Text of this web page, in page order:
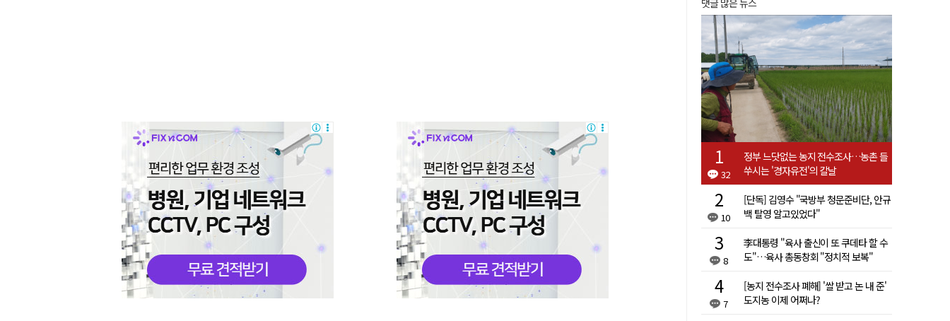
댓글 많은 뉴스
32
정부 느닷없는 농지 전수조사…농촌 들
쑤시는 '경자유전'의 칼날
10
[단독] 김영수 "국방부 청문준비단, 안규
백 탈영 알고있었다"
8
李대통령 "육사 출신이 또 쿠데타 할 수
도"…육사 총동창회 "정치적 보복"
7
[농지 전수조사 폐해] '쌀 받고 논 내 준'
도지농 이제 어쩌나?